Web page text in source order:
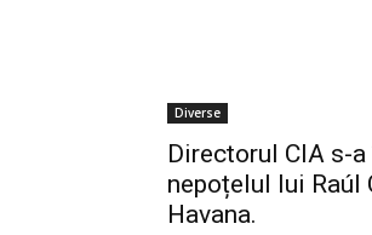
Diverse
Directorul CIA s-
nepoțelul lui Raúl
Havana.